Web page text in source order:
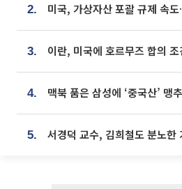
2.
3.
4.
5.